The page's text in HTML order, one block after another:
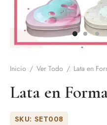
Inicio / Ver Todo / Lata en
Lata en
SKU: SET008
Asado y vino